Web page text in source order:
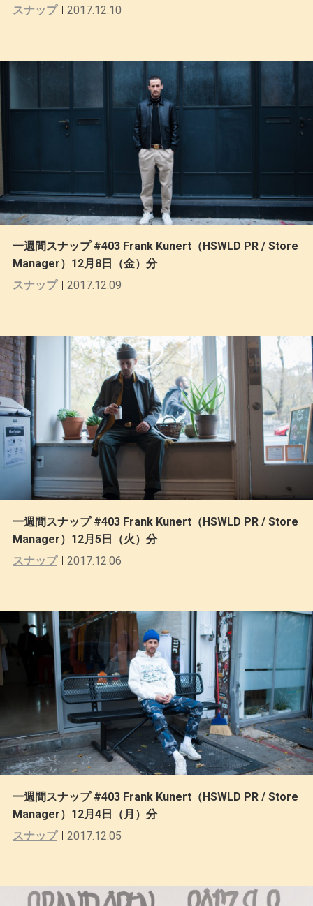
スナップ
2017.12.10
一週間スナップ #403 Frank Kunert（HSWLD PR / Store
Manager）12月8日（金）分
スナップ
2017.12.09
一週間スナップ #403 Frank Kunert（HSWLD PR / Store
Manager）12月5日（火）分
スナップ
2017.12.06
一週間スナップ #403 Frank Kunert（HSWLD PR / Store
Manager）12月4日（月）分
スナップ
2017.12.05